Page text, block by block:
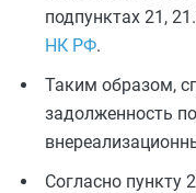
подпунктах 21,
НК РФ.
Таким образом,
задолженность
Согласно пункту 2